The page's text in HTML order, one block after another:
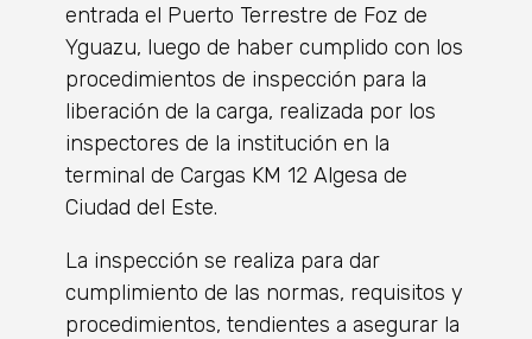
entrada el Puerto Terrestre de Foz de
Yguazu, luego de haber cumplido con los
procedimientos de inspección para la
liberación de la carga, realizada por los
inspectores de la institución en la
terminal de Cargas KM 12 Algesa de
Ciudad del Este.
La inspección se realiza para dar
cumplimiento de las normas, requisitos y
procedimientos, tendientes a asegurar la